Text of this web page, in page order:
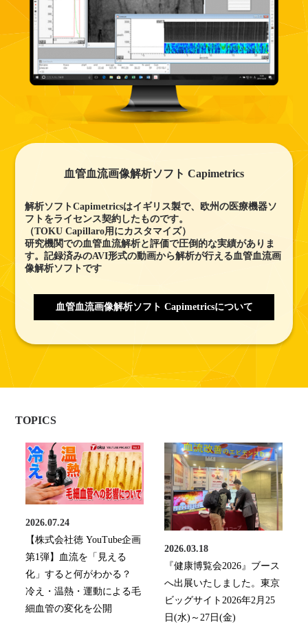
血管血流画像解析ソフト Capimetrics
解析ソフトCapimetricsはイギリス製で、欧州の医療機器ソ
フトをライセンス契約したものです。
（TOKU Capillaro用にカスタマイズ）
研究機関での血管血流解析と評価で圧倒的な実績がありま
す。記録済みのAVI形式の動画から解析が行える血管血流画
像解析ソフトです
血管血流画像解析ソフト Capimetricsについて
TOPICS
2026.07.24
【株式会社徳 YouTube企画
第1弾】血流を「見える
化」すると何がわかる？
冷え・温熱・運動による毛
細血管の変化を公開
2026.03.18
『健康博覧会2026』ブース
へ出展いたしました。東京
ビッグサイト2026年2月25
日(水)～27日(金)